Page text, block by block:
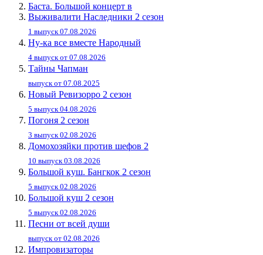
Баста. Большой концерт в
Выживалити Наследники 2 сезон
1 выпуск 07.08.2026
Ну-ка все вместе Народный
4 выпуск от 07.08.2026
Тайны Чапман
выпуск от 07.08.2025
Новый Ревизорро 2 сезон
5 выпуск 04.08.2026
Погоня 2 сезон
3 выпуск 02.08.2026
Домохозяйки против шефов 2
10 выпуск 03.08.2026
Большой куш. Бангкок 2 сезон
5 выпуск 02.08.2026
Большой куш 2 сезон
5 выпуск 02.08.2026
Песни от всей души
выпуск от 02.08.2026
Импровизаторы